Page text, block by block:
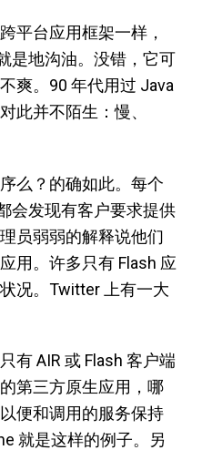
平台应用框架一样，
是地沟油。没错，它可
爽。90 年代用过 Java
此并不陌生：慢、
么？的确如此。每个
会发现有客户要求提供
员弱弱的解释说他们
用。许多只有 Flash 应
况。Twitter 上有一大
有 AIR 或 Flash 客户端
第三方原生应用，哪
便和调用的服务保持
就是这样的例子。另